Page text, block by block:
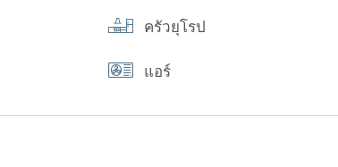
ครัวยุโรป
แอร์